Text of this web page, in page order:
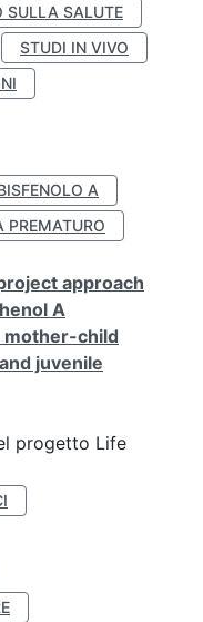
SULLA SALUTE
STUDI IN VIVO
A
PREMATURO
approach
A
mother-child
juvenile
progetto Life